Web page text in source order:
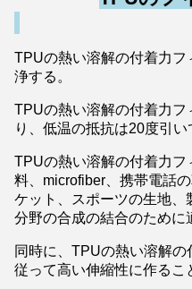
TPUの熱い溶解の付着力
浄する。
TPUの熱い溶解の付着力
り、低温の抵抗は20度引い
TPUの熱い溶解の付着力
料、microfiber、携帯電話
ケット、スポーツの生地
分野の合成の結合のために
同時に、TPUの熱い溶解
従って高い伸縮性に作るこ